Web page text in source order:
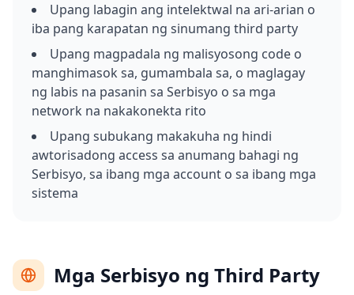
Upang labagin ang intelektwal na ari-arian o
iba pang karapatan ng sinumang third party
Upang magpadala ng malisyosong code o
manghimasok sa, gumambala sa, o maglagay
ng labis na pasanin sa Serbisyo o sa mga
network na nakakonekta rito
Upang subukang makakuha ng hindi
awtorisadong access sa anumang bahagi ng
Serbisyo, sa ibang mga account o sa ibang mga
sistema
Mga Serbisyo ng Third Party